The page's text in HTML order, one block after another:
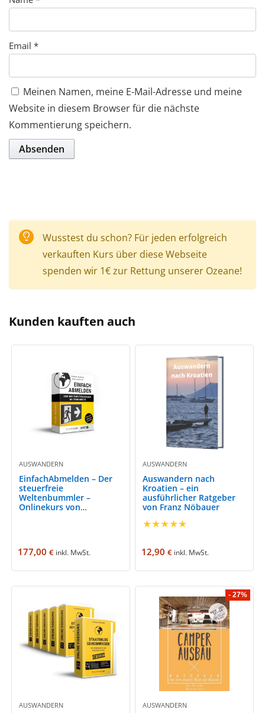
Email *
Meinen Namen, meine E-Mail-Adresse und meine
Website in diesem Browser für die nächste
Kommentierung speichern.
Wusstest du schon? Für jeden erfolgreich
verkauften Kurs über diese Webseite
spenden wir 1€ zur Rettung unserer Ozeane!
Kunden kauften auch
AUSWANDERN
EinfachAbmelden – Der
steuerfreie
Weltenbummler –
Onlinekurs von
177,00€ inkl. MwSt.
AUSWANDERN
Auswandern nach
Kroatien – ein
ausführlicher Ratgeber
von Franz Nöbauer
★★★★★
12,90€ inkl. MwSt.
AUSWANDERN
- 27%
AUSWANDERN